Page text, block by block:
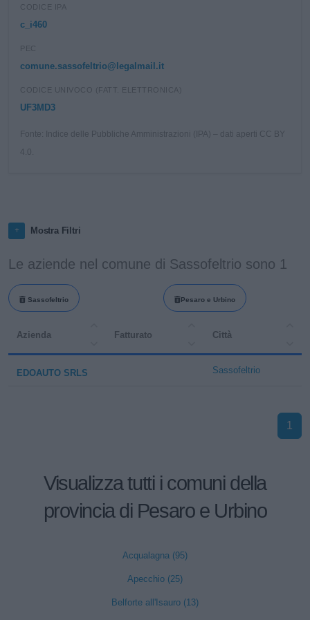
CODICE IPA
c_i460
PEC
comune.sassofeltrio@legalmail.it
CODICE UNIVOCO (FATT. ELETTRONICA)
UF3MD3
Fonte: Indice delle Pubbliche Amministrazioni (IPA) – dati aperti CC BY
Mostra Filtri
Le aziende nel comune di Sassofeltrio sono 1
Sassofeltrio Pesaro e Urbino
Azienda Fatturato Città
EDOAUTO SRLS Sassofeltrio
1
Visualizza tutti i comuni della
provincia di Pesaro e Urbino
Acqualagna (95)
Apecchio (25)
Belforte all'Isauro (13)